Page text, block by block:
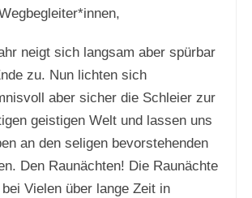
neigt sich langsam aber spürbar
zu. Nun lichten sich
aber sicher die Schleier zur
geistigen Welt und lassen uns
an den seligen bevorstehenden
Den Raunächten! Die Raunächte
Vielen über lange Zeit in